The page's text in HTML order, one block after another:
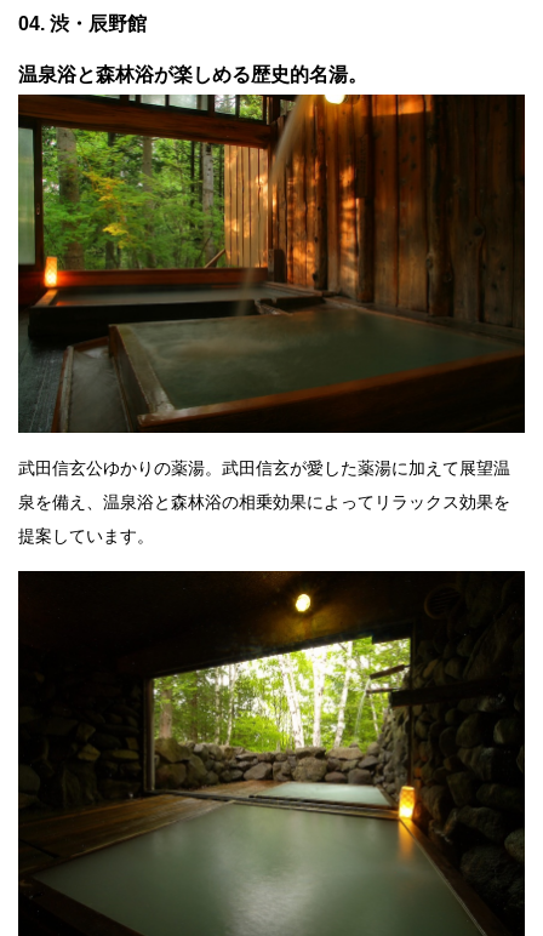
04. 渋・辰野館
温泉浴と森林浴が楽しめる歴史的名湯。
武田信玄公ゆかりの薬湯。武田信玄が愛した薬湯に加えて展望温
泉を備え、温泉浴と森林浴の相乗効果によってリラックス効果を
提案しています。